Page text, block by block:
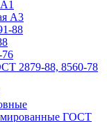
А3
88
2879-88, 8560-78
ГОСТ